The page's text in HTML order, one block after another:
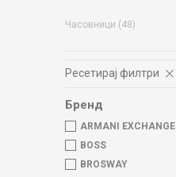
Часовници (48)
Ресетирај филтри
Бренд
ARMANI EXCHANGE
BOSS
BROSWAY